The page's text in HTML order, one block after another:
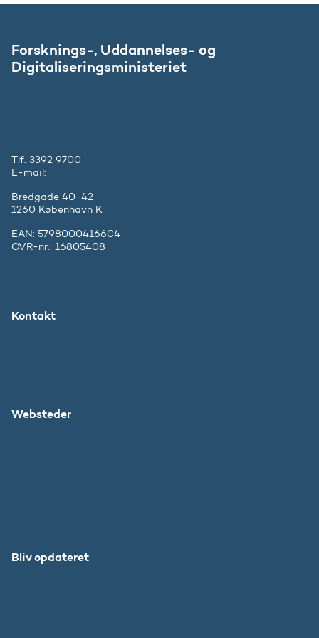
Forsknings-, Uddannelses- og
Digitaliseringsministeriet
Tlf. 3392 9700
E-mail:
Bredgade 40-42
1260 København K
EAN: 5798000416604
CVR-nr.: 16805408
Kontakt
Websteder
Bliv opdateret